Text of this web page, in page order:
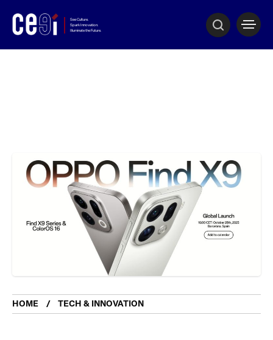
HOME TECH & INNOVATION